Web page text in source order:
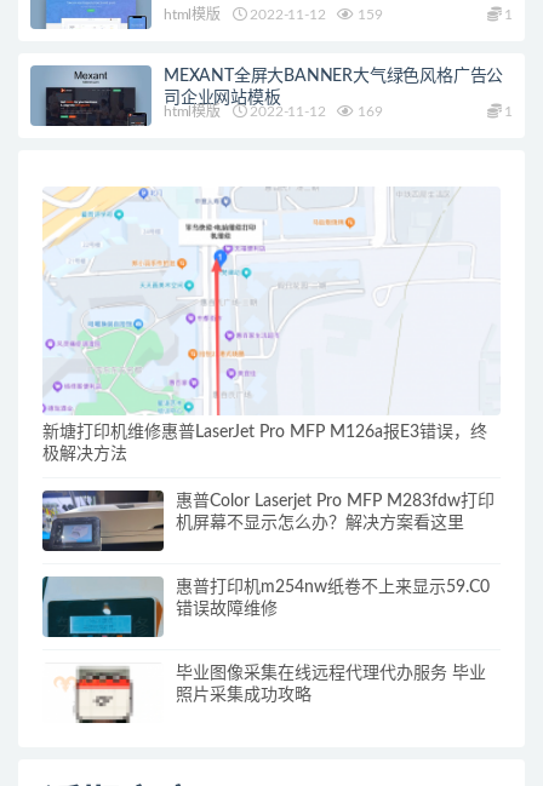
html模版 2022-11-12 159 1
MEXANT全屏大BANNER大气绿色风格广告公
司企业网站模板
html模版 2022-11-12 169 1
新塘打印机维修惠普LaserJet Pro MFP M126a报E3错误，终
极解决方法
惠普Color Laserjet Pro MFP M283fdw打印
机屏幕不显示怎么办？解决方案看这里
惠普打印机m254nw纸卷不上来显示59.C0
错误故障维修
毕业图像采集在线远程代理代办服务 毕业
照片采集成功攻略